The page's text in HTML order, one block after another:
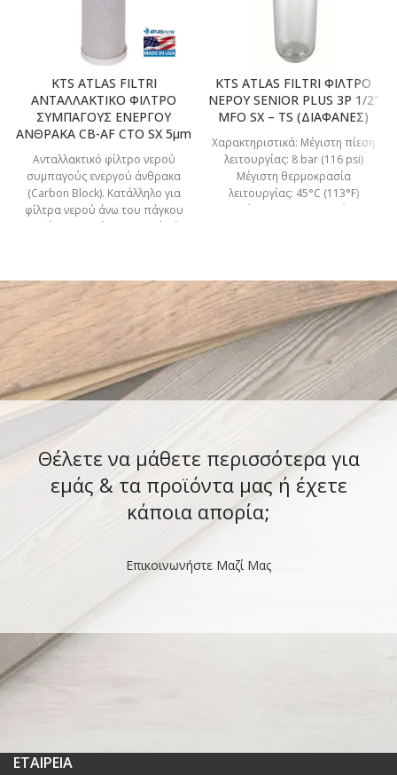
KTS ATLAS FILTRI
ΑΝΤΑΛΛΑΚΤΙΚΟ ΦΙΛΤΡΟ
ΣΥΜΠΑΓΟΥΣ ΕΝΕΡΓΟΥ
ΑΝΘΡΑΚΑ CB-AF CTO SX 5μm
Ανταλλακτικό φίλτρο νερού
συμπαγούς ενεργού άνθρακα
(Carbon Block). Κατάλληλο για
φίλτρα νερού άνω του πάγκου
(καμπάνες) και φίλτρα νερού κάτω
KTS ATLAS FILTRI ΦΙΛΤΡΟ
ΝΕΡΟΥ SENIOR PLUS 3P 1/2″
MFO SX – TS (ΔΙΑΦΑΝΕΣ)
Χαρακτηριστικά: Μέγιστη πίεση
λειτουργίας: 8 bar (116 psi)
Μέγιστη θερμοκρασία
λειτουργίας: 45°C (113°F)
Ελάχιστη θερμοκρασία
Θέλετε να μάθετε περισσότερα για
εμάς & τα προϊόντα μας ή έχετε
κάποια απορία;
Επικοινωνήστε Μαζί Μας
ΕΤΑΙΡΕΙΑ